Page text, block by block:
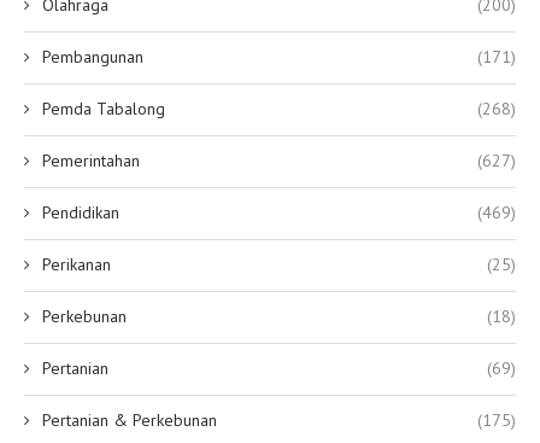
Olahraga (200)
Pembangunan (171)
Pemda Tabalong (268)
Pemerintahan (627)
Pendidikan (469)
Perikanan (25)
Perkebunan (18)
Pertanian (69)
Pertanian & Perkebunan (175)